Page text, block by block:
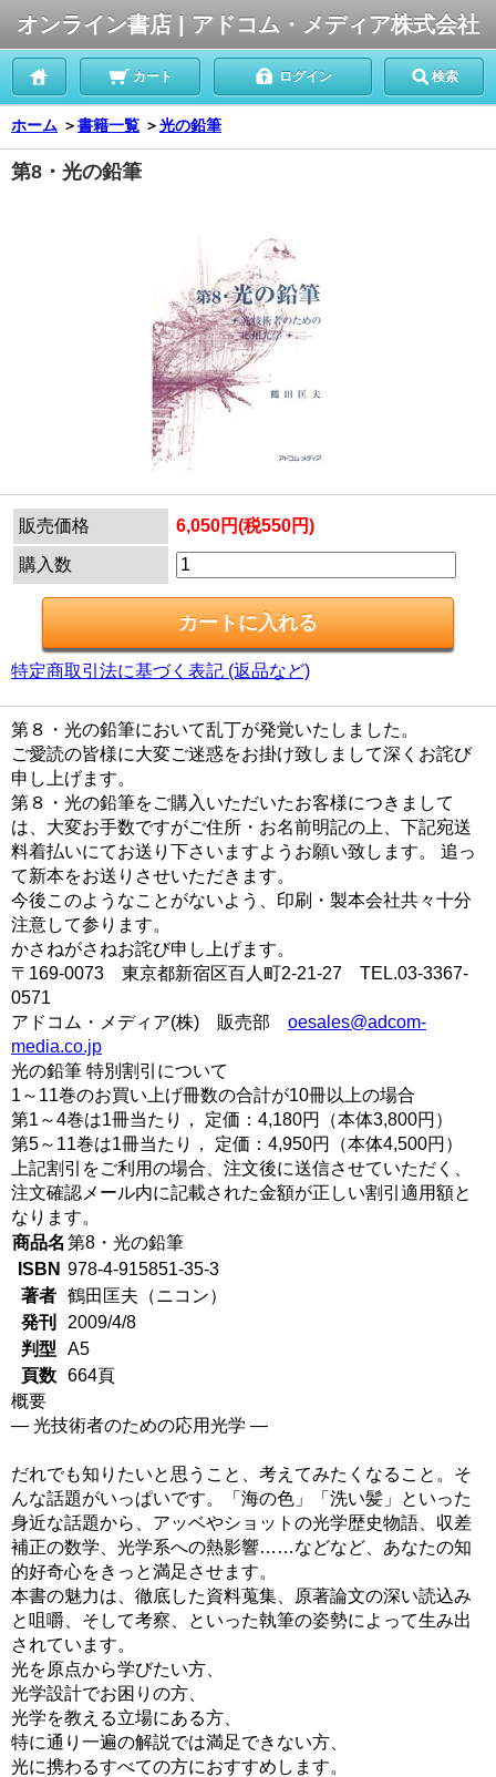
オンライン書店 | アドコム・メディア株式会社
カート ログイン 検索
ホーム ＞書籍一覧 ＞光の鉛筆
第8・光の鉛筆
販売価格 6,050円(税550円)
購入数
特定商取引法に基づく表記 (返品など)
第８・光の鉛筆において乱丁が発覚いたしました。
ご愛読の皆様に大変ご迷惑をお掛け致しまして深くお詫び
申し上げます。
第８・光の鉛筆をご購入いただいたお客様につきまして
は、大変お手数ですがご住所・お名前明記の上、下記宛送
料着払いにてお送り下さいますようお願い致します。 追っ
て新本をお送りさせいただきます。
今後このようなことがないよう、印刷・製本会社共々十分
注意して参ります。
かさねがさねお詫び申し上げます。
〒169-0073 東京都新宿区百人町2-21-27 TEL.03-3367-
0571
アドコム・メディア(株) 販売部 oesales@adcom-
media.co.jp
光の鉛筆 特別割引について
1～11巻のお買い上げ冊数の合計が10冊以上の場合
第1～4巻は1冊当たり， 定価：4,180円（本体3,800円）
第5～11巻は1冊当たり， 定価：4,950円（本体4,500円）
上記割引をご利用の場合、注文後に送信させていただく、
注文確認メール内に記載された金額が正しい割引適用額と
なります。
商品名 第8・光の鉛筆
ISBN 978-4-915851-35-3
著者 鶴田匡夫（ニコン）
発刊
2009/4/8
判型
A5
頁数 664頁
概要
― 光技術者のための応用光学 ―
だれでも知りたいと思うこと、考えてみたくなること。そ
んな話題がいっぱいです。「海の色」「洗い髪」といった
身近な話題から、アッベやショットの光学歴史物語、収差
補正の数学、光学系への熱影響……などなど、あなたの知
的好奇心をきっと満足させます。
本書の魅力は、徹底した資料蒐集、原著論文の深い読込み
と咀嚼、そして考察、といった執筆の姿勢によって生み出
されています。
光を原点から学びたい方、
光学設計でお困りの方、
光学を教える立場にある方、
特に通り一遍の解説では満足できない方、
光に携わるすべての方におすすめします。